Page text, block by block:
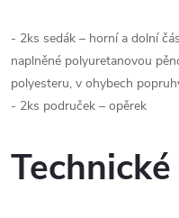
- 2ks sedák – horní a dolní
naplněné polyuretanovou
polyesteru, v ohybech
- 2ks područek – opěrek